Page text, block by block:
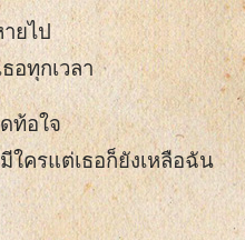
ยไป
อทุกเวลา
ท้อใจ
ใครแต่เธอก็ยังเหลือฉัน